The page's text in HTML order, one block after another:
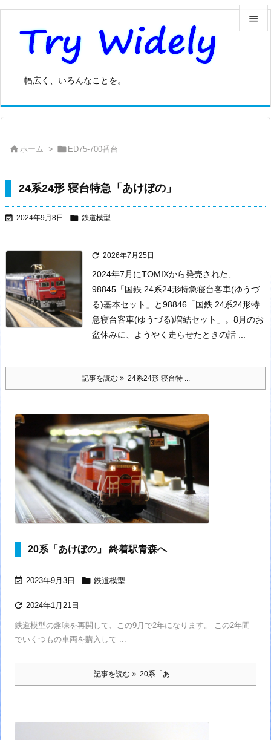
幅広く、いろんなことを。


前へ
 ホーム >  ED75-700番台
24系24形 寝台特急「あけぼの」
 2024年9月8日  鉄道模型
 2026年7月25日
2024年7月にTOMIXから発売された、
98845「国鉄 24系24形特急寝台客車(ゆうづ
る)基本セット」と98846「国鉄 24系24形特
急寝台客車(ゆうづる)増結セット」。 8月のお
盆休みに、ようやく走らせたときの話 ...
記事を読む 24系24形 寝台特 ...
20系「あけぼの」 終着駅青森へ
 2023年9月3日  鉄道模型
 2024年1月21日
鉄道模型の趣味を再開して、この9月で2年になります。 この2年間
でいくつもの車両を購入して ...
記事を読む 20系「あ ...